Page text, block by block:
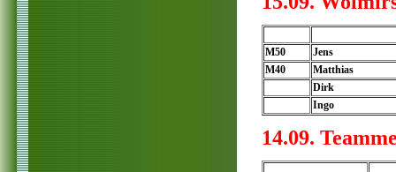
M50
Jens
M40
Matthias
Dirk
Ingo
14.09.